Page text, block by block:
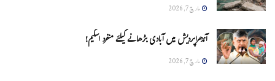
مارچ 7, 2026
آندھراپردیش میں آبادی بڑھانے کیلئے منفرد اسکیم!
مارچ 7, 2026